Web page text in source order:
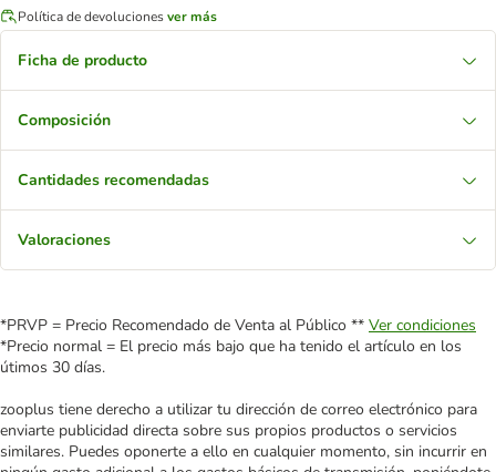
Política de devolucionesver más
Ficha de producto
Composición
Cantidades recomendadas
Valoraciones
*PRVP = Precio Recomendado de Venta al Público ** Ver condiciones
*Precio normal = El precio más bajo que ha tenido el artículo en los
útimos 30 días.
zooplus tiene derecho a utilizar tu dirección de correo electrónico para
enviarte publicidad directa sobre sus propios productos o servicios
similares. Puedes oponerte a ello en cualquier momento, sin incurrir en